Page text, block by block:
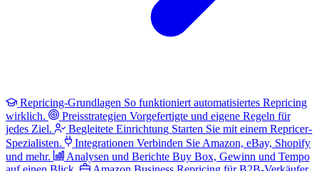
Repricing-Grundlagen So funktioniert automatisiertes Repricing
wirklich.
Preisstrategien Vorgefertigte und eigene Regeln für
jedes Ziel.
Begleitete Einrichtung Starten Sie mit einem Repricer-
Spezialisten.
Integrationen Verbinden Sie Amazon, eBay, Shopify
und mehr.
Analysen und Berichte Buy Box, Gewinn und Tempo